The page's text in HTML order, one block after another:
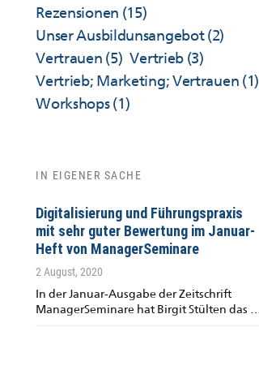
Rezensionen (15)
Unser Ausbildunsangebot(2)
Vertrauen (5) Vertrieb (3)
Vertrieb; Marketing; Vertrauen (1)
Workshops(1)
IN EIGENER SACHE
Digitalisierung und Führungspraxis
mit sehr guter Bewertung im Januar-
Heft von ManagerSeminare
2 August, 2020
In der Januar-Ausgabe der Zeitschrift
ManagerSeminare hat Birgit Stülten das …